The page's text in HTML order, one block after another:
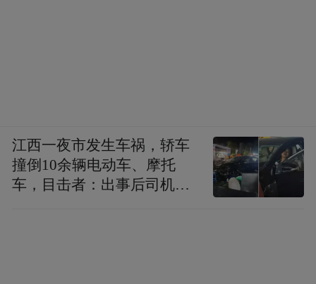
江西一夜市发生车祸，轿车
撞倒10余辆电动车、摩托
车，目击者：出事后司机一